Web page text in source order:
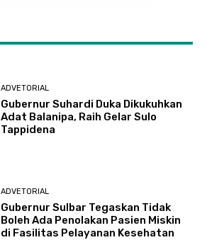
ADVETORIAL
Gubernur Suhardi Duka Dikukuhkan
Adat Balanipa, Raih Gelar Sulo
Tappidena
ADVETORIAL
Gubernur Sulbar Tegaskan Tidak
Boleh Ada Penolakan Pasien Miskin
di Fasilitas Pelayanan Kesehatan